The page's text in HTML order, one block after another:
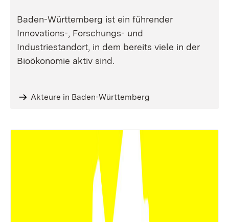
Baden-Württemberg ist ein führender
Innovations-, Forschungs- und
Industriestandort, in dem bereits viele in der
Bioökonomie aktiv sind.
Akteure in Baden-Württemberg